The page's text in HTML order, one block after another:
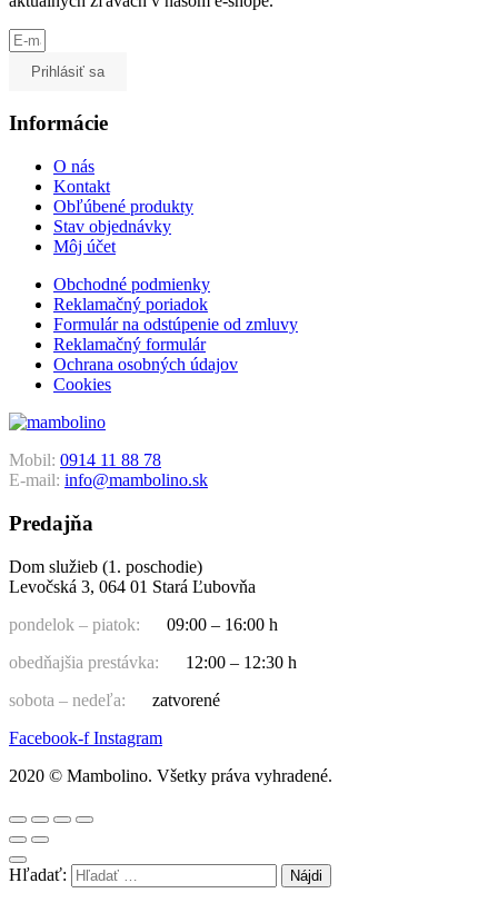
Prihlásiť sa
Informácie
O nás
Kontakt
Obľúbené produkty
Stav objednávky
Môj účet
Obchodné podmienky
Reklamačný poriadok
Formulár na odstúpenie od zmluvy
Reklamačný formulár
Ochrana osobných údajov
Cookies
Mobil: 0914 11 88 78
E-mail: info@mambolino.sk
Predajňa
Dom služieb (1. poschodie)
Levočská 3, 064 01 Stará Ľubovňa
pondelok – piatok:
09:00 – 16:00 h
obedňajšia prestávka:
12:00 – 12:30 h
sobota – nedeľa:
zatvorené
Facebook-f Instagram
2020 © Mambolino. Všetky práva vyhradené.
Hľadať: